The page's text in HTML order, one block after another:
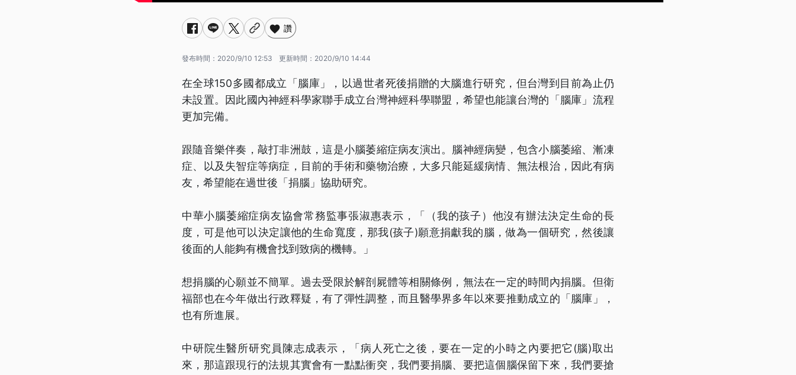
讚
發布時間： 2020/9/10 12:53 更新時間： 2020/9/10 14:44
在全球150多國都成立「腦庫」，以過世者死後捐贈的大腦進行研究，但台灣到目前為止仍
未設置。因此國內神經科學家聯手成立台灣神經科學聯盟，希望也能讓台灣的「腦庫」流程
更加完備。
跟隨音樂伴奏，敲打非洲鼓，這是小腦萎縮症病友演出。腦神經病變，包含小腦萎縮、漸凍
症、以及失智症等病症，目前的手術和藥物治療，大多只能延緩病情、無法根治，因此有病
友，希望能在過世後「捐腦」協助研究。
中華小腦萎縮症病友協會常務監事張淑惠表示，「（我的孩子）他沒有辦法決定生命的長
度，可是他可以決定讓他的生命寬度，那我(孩子)願意捐獻我的腦，做為一個研究，然後讓
後面的人能夠有機會找到致病的機轉。」
想捐腦的心願並不簡單。過去受限於解剖屍體等相關條例，無法在一定的時間內捐腦。但衛
福部也在今年做出行政釋疑，有了彈性調整，而且醫學界多年以來要推動成立的「腦庫」，
也有所進展。
中研院生醫所研究員陳志成表示，「病人死亡之後，要在一定的小時之內要把它(腦)取出
來，那這跟現行的法規其實會有一點點衝突，我們要捐腦、要把這個腦保留下來，我們要搶